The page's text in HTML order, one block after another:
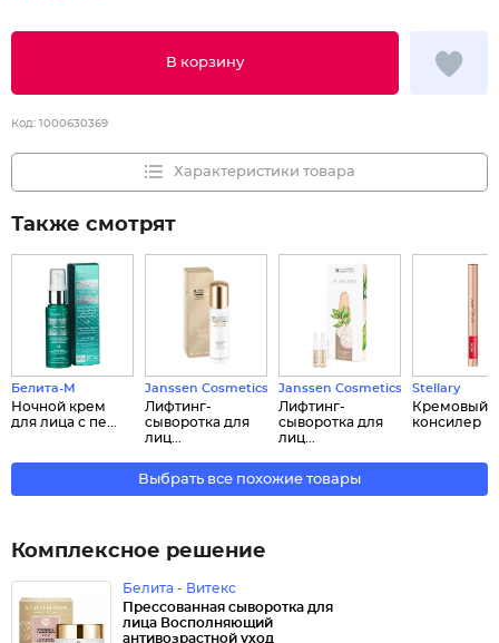
В корзину
Код: 1000630369
Характеристики товара
Также смотрят
Белита-М
Ночной крем
для лица с пе...
Janssen Cosmetics
Лифтинг-
сыворотка для
лиц...
Janssen Cosmetics
Лифтинг-
сыворотка для
лиц...
Stellary
Кремовый
консилер
Выбрать все похожие товары
Комплексное решение
Белита - Витекс
Прессованная сыворотка для
лица Восполняющий
антивозрастной уход